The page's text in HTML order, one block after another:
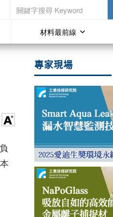
材料最前線
專家現場